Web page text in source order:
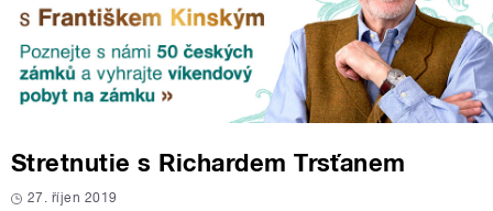
Stretnutie s Richardem Trsťanem
27. říjen 2019